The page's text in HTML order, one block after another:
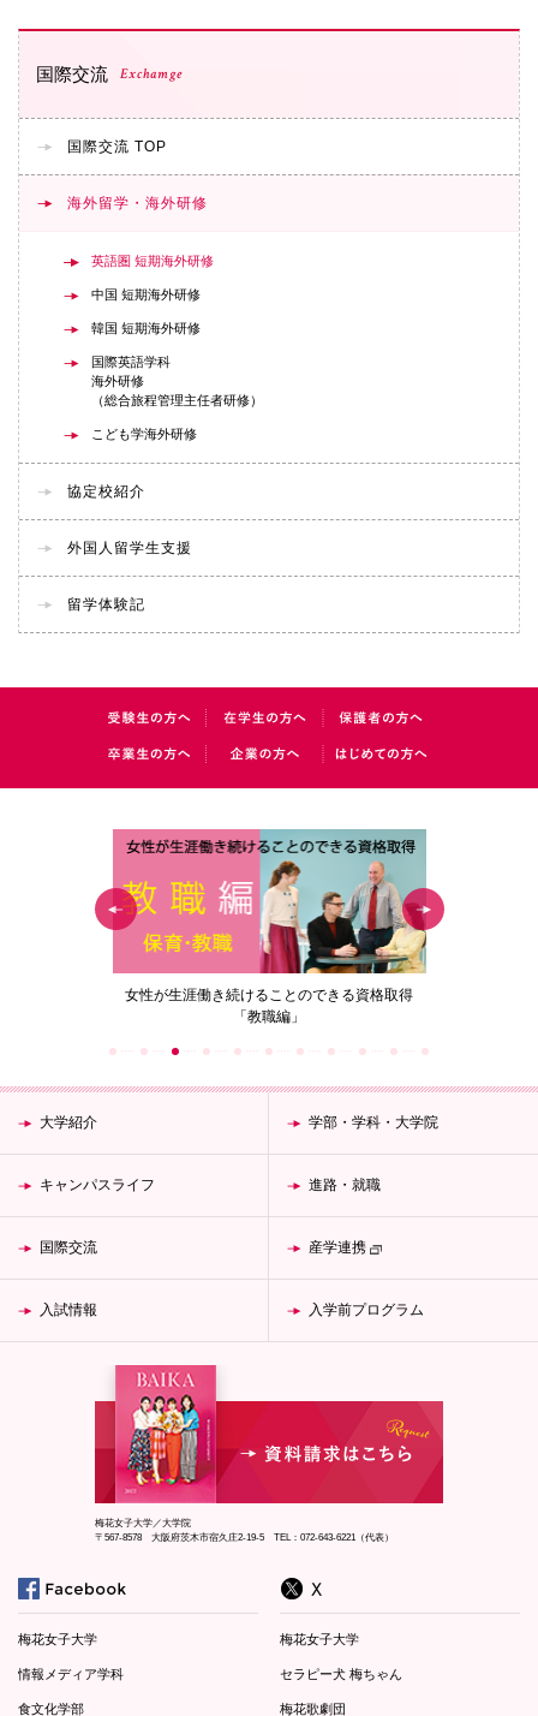
国際交流 Exchamge
国際交流 TOP
海外留学・海外研修
英語圏 短期海外研修
中国 短期海外研修
韓国 短期海外研修
国際英語学科
海外研修
（総合旅程管理主任者研修）
こども学海外研修
協定校紹介
外国人留学生支援
留学体験記
女性が生涯働き続けることのできる資格取得
「教職編」
大学紹介 学部・学科・大学院
キャンパスライフ 進路・就職
国際交流 産学連携
入試情報 入学前プログラム
梅花女子大学／大学院
〒567-8578 大阪府茨木市宿久庄2-19-5 TEL：072-643-6221（代表）
梅花女子大学
情報メディア学科
食文化学部
梅花女子大学
セラピー犬 梅ちゃん
梅花歌劇団